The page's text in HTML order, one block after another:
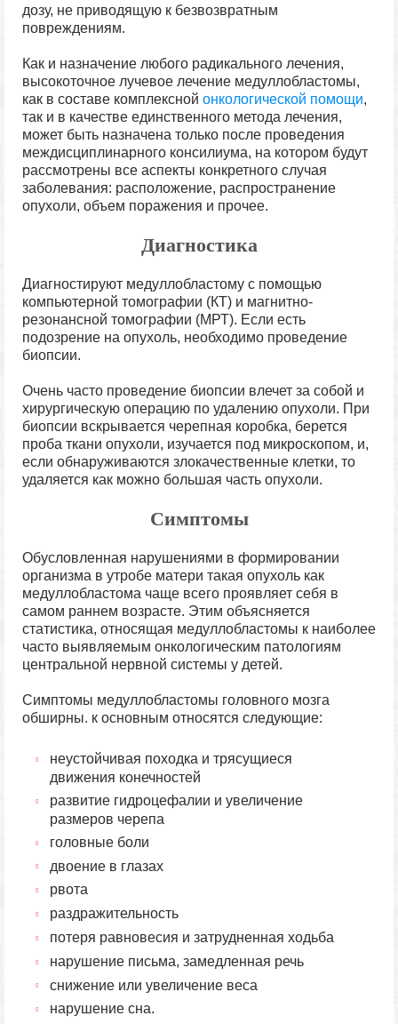
дозу, не приводящую к безвозвратным
повреждениям.
Как и назначение любого радикального лечения,
высокоточное лучевое лечение медуллобластомы,
как в составе комплексной онкологической помощи,
так и в качестве единственного метода лечения,
может быть назначена только после проведения
междисциплинарного консилиума, на котором будут
рассмотрены все аспекты конкретного случая
заболевания: расположение, распространение
опухоли, объем поражения и прочее.
Диагностика
Диагностируют медуллобластому с помощью
компьютерной томографии (КТ) и магнитно-
резонансной томографии (МРТ). Если есть
подозрение на опухоль, необходимо проведение
биопсии.
Очень часто проведение биопсии влечет за собой и
хирургическую операцию по удалению опухоли. При
биопсии вскрывается черепная коробка, берется
проба ткани опухоли, изучается под микроскопом, и,
если обнаруживаются злокачественные клетки, то
удаляется как можно большая часть опухоли.
Симптомы
Обусловленная нарушениями в формировании
организма в утробе матери такая опухоль как
медуллобластома чаще всего проявляет себя в
самом раннем возрасте. Этим объясняется
статистика, относящая медуллобластомы к наиболее
часто выявляемым онкологическим патологиям
центральной нервной системы у детей.
Симптомы медуллобластомы головного мозга
обширны. к основным относятся следующие:
неустойчивая походка и трясущиеся
движения конечностей
развитие гидроцефалии и увеличение
размеров черепа
головные боли
двоение в глазах
рвота
раздражительность
потеря равновесия и затрудненная ходьба
нарушение письма, замедленная речь
снижение или увеличение веса
нарушение сна.